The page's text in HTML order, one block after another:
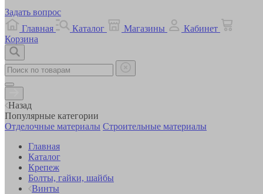
Задать вопрос
Главная
Каталог Магазины
Кабинет
Корзина
Назад
Популярные категории
Отделочные материалы Строительные материалы
Главная
Каталог
Крепеж
Болты, гайки, шайбы
Винты